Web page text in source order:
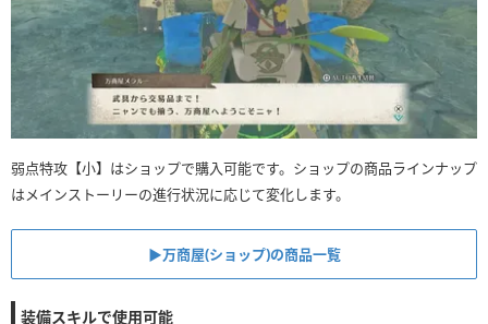
弱点特攻【小】はショップで購入可能です。ショップの商品ラインナップ
はメインストーリーの進行状況に応じて変化します。
▶︎万商屋(ショップ)の商品一覧
装備スキルで使用可能